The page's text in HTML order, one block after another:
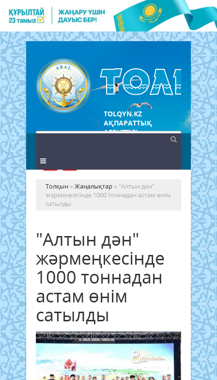
TOLQYN.KZ
АҚПАРАТТЫҚ
АГЕНТТІГІ
Толқын »Жаңалықтар » "Алтын дән"
жәрмеңкесінде 1000 тоннадан астам өнім
сатылды
"Алтын дән"
жәрмеңкесінде
1000 тоннадан
астам өнім
сатылды